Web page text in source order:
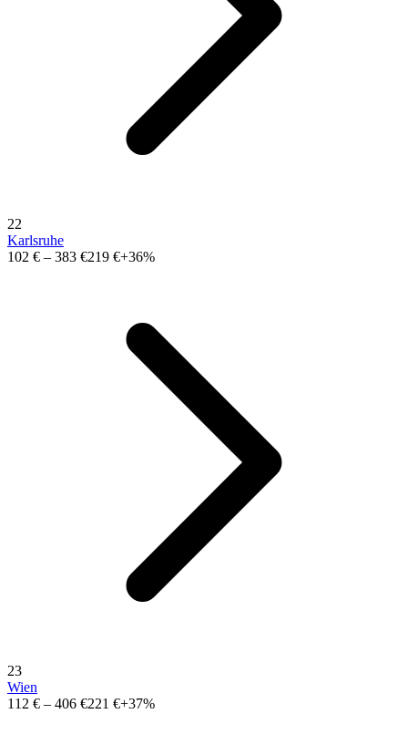
22
Karlsruhe
102 € – 383 €219 €+36%
23
Wien
112 € – 406 €221 €+37%